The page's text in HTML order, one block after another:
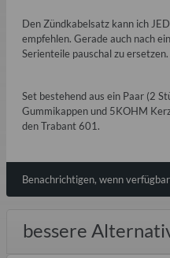
Den Zündkabelsatz kann ich
empfehlen. Gerade auch nach
Serienteile pauschal zu ersetzen.
Set bestehend aus ein Paar (2
Gummikappen und 5KOHM
den Trabant 601.
Benachrichtigen, wenn verfügbar
bessere